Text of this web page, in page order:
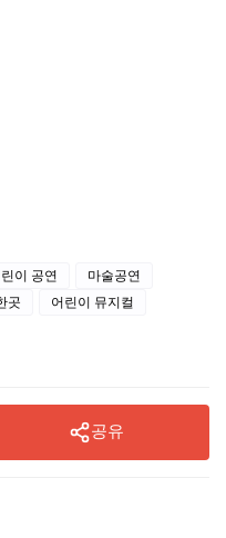
이 공연
마술공연
곳
어린이 뮤지컬
공유